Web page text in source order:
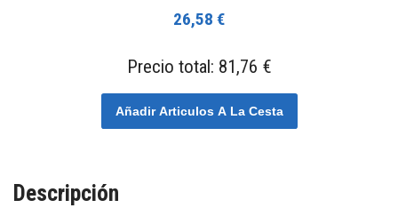
26,58 €
Precio total: 81,76 €
Añadir Articulos A La Cesta
Descripción